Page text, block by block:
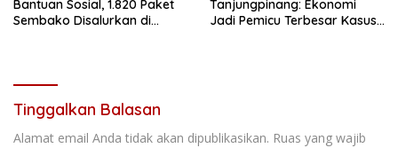
Bantuan Sosial, 1.820 Paket
Sembako Disalurkan di
Tanjungpinang: Ekonomi
Jadi Pemicu Terbesar Kasus
Tinggalkan Balasan
Alamat email Anda tidak akan dipublikasikan. Ruas yang wajib